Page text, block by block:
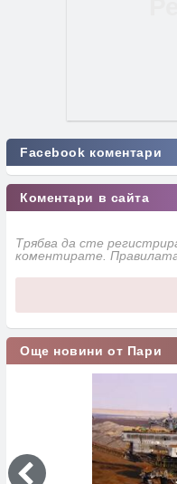
Facebook коментари
Коментари в сайта
Трябва да сте
коментирате.
Още новини от Пари